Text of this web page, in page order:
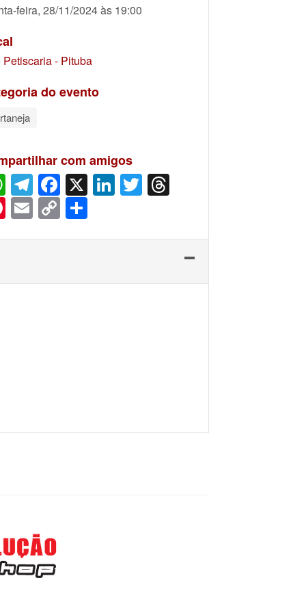
feira, 28/11/2024 às 19:00
Petiscaria - Pituba
do evento
com amigos
WhatsApp
Telegram
Facebook
X LinkedIn
Twitter
Pinterest
Email
Copy
Link